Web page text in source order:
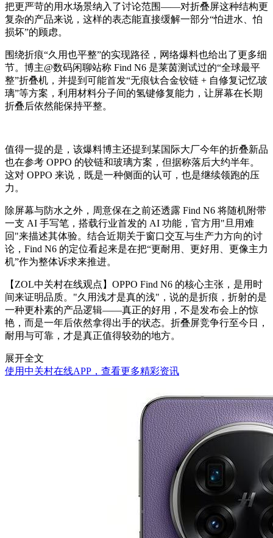
把更严苛的用水场景纳入了讨论范围——对折叠屏这种结构更
复杂的产品来说，这样的表态能直接缓解一部分“怕进水、怕
损坏”的顾虑。
围绕折痕“久用也平整”的实现路径，网络爆料也给出了更多细
节。博主@数码闲聊站称 Find N6 是莱茵测试过的“全球最平
整”折叠机，并提到可能首发“无痕钛合金铰链 + 自修复记忆玻
璃”等方案，利用材料分子间的氢键修复能力，让屏幕在长期
折叠后依然能保持平整。
值得一提的是，该爆料博主还提到某国际大厂今年的折叠新品
也在参考 OPPO 的铰链和玻璃方案，但据称落后大约半年。
这对 OPPO 来说，既是一种侧面的认可，也是继续领跑的压
力。
除屏幕与防水之外，周意保在之前还透露 Find N6 将随机附带
一支 AI 手写笔，搭载行业首发的 AI 功能，官方用"旦用难
回"来描述其体验。结合近期关于窗口交互与生产力方向的讨
论，Find N6 的定位看起来是在把“更耐用、更好用、更像主力
机”作为整体诉求来推进。
【ZOL中关村在线观点】OPPO Find N6 的核心主张，是用时
间来证明品质。"久用浅才是真的浅"，说的是折痕，折射的是
一种更朴素的产品逻辑——真正的好用，不是发布会上的惊
艳，而是一年后依然拿得出手的状态。折叠屏竞争行至今日，
耐用与可靠，才是真正值得较劲的地方。
展开全文
使用中关村在线APP，查看更多精彩资讯